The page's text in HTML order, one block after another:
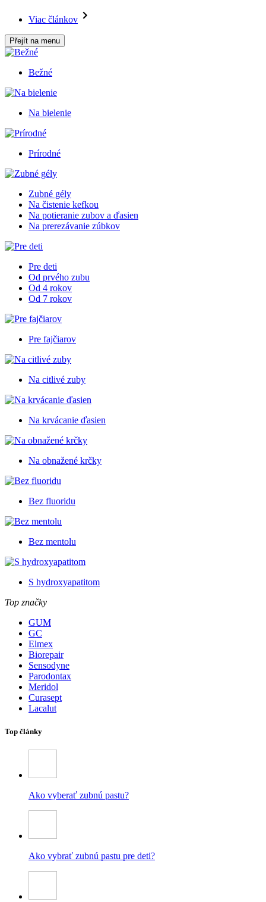
Viac článkov
Přejít na menu
Bežné
Na bielenie
Prírodné
Zubné gély
Na čistenie kefkou
Na potieranie zubov a ďasien
Na prerezávanie zúbkov
Pre deti
Od prvého zubu
Od 4 rokov
Od 7 rokov
Pre fajčiarov
Na citlivé zuby
Na krvácanie ďasien
Na obnažené krčky
Bez fluoridu
Bez mentolu
S hydroxyapatitom
Top značky
GUM
GC
Elmex
Biorepair
Sensodyne
Parodontax
Meridol
Curasept
Lacalut
Top články
Ako vyberať zubnú pastu?
Ako vybrať zubnú pastu pre deti?